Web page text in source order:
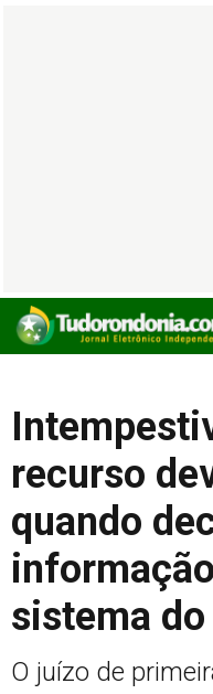
recurso
quando
sistema do
O juízo de